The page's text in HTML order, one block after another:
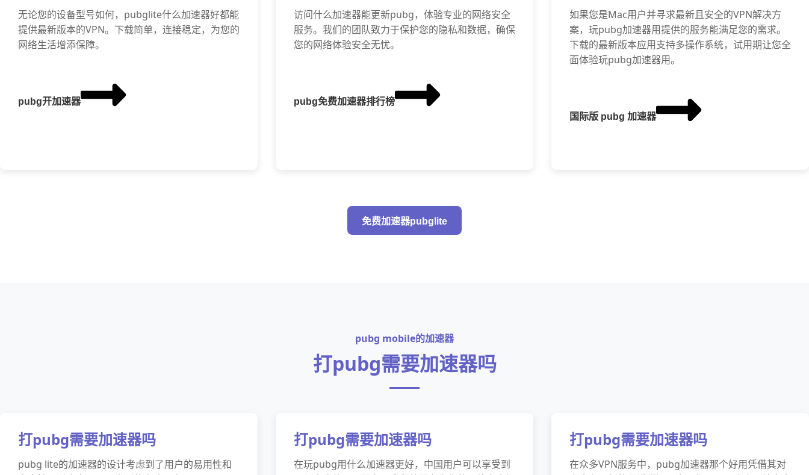
无论您的设备型号如何，pubglite什么加速器好都能
提供最新版本的VPN。下载简单，连接稳定，为您的
网络生活增添保障。
pubg开加速器
访问什么加速器能更新pubg，体验专业的网络安全
服务。我们的团队致力于保护您的隐私和数据，确保
您的网络体验安全无忧。
pubg免费加速器排行榜
如果您是Mac用户并寻求最新且安全的VPN解决方
案，玩pubg加速器用提供的服务能满足您的需求。
下载的最新版本应用支持多操作系统，试用期让您全
面体验玩pubg加速器用。
国际版 pubg 加速器
免费加速器pubglite
pubg mobile的加速器
打pubg需要加速器吗
打pubg需要加速器吗
pubg lite的加速器的设计考虑到了用户的易用性和
打pubg需要加速器吗
在玩pubg用什么加速器更好，中国用户可以享受到
打pubg需要加速器吗
在众多VPN服务中，pubg加速器那个好用凭借其对